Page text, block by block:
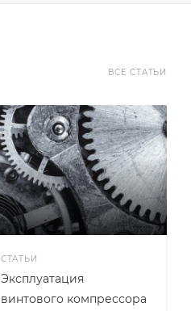
ВСЕ СТАТЬИ
СТАТЬИ
Эксплуатация
винтового компрессора